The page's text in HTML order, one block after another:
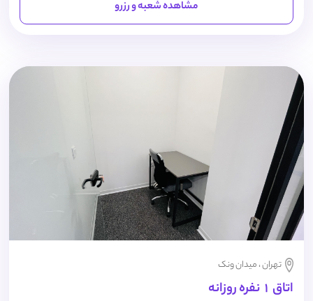
مشاهده شعبه و رزرو
تهران ، میدان ونک
اتاق 1 نفره روزانه